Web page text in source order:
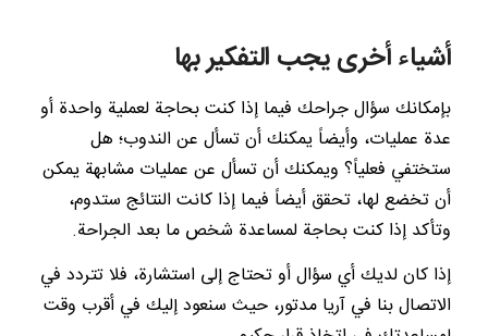
أشياء أخرى يجب التفكير بها
بإمكانك سؤال جراحك فيما إذا كنت بحاجة لعملية واحدة أو
عدة عمليات، وأيضاً يمكنك أن تسأل عن الندوب؛ هل
ستختفي فعلياً؟ ويمكنك أن تسأل عن عمليات مشابهة يمكن
أن تخضع لها، تحقق أيضاً فيما إذا كانت النتائج ستدوم،
وتأكد إذا كنت بحاجة لمساعدة شخص ما بعد الجراحة.
إذا كان لديك أي سؤال أو تحتاج إلى استشارة، فلا تتردد في
الاتصال بنا في آريا مدتور، حيث سنعود إليك في أقرب وقت